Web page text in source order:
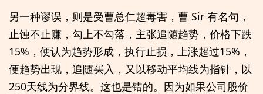
另一种谬误，则是受曹总仁超毒害，曹 Sir 有名句，
止蚀不止赚，勾上不勾落，主张追随趋势，价格下跌
15%，便认为趋势形成，执行止损，上涨超过15%，
便趋势出现，追随买入，又以移动平均线为指针，以
250天线为分界线。这也是错的。因为如果公司股价